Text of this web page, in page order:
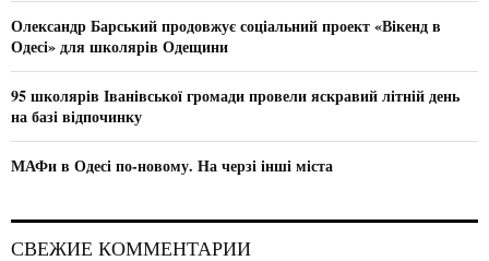
Олександр Барський продовжує соціальний проект «Вікенд в
Одесі» для школярів Одещини
95 школярів Іванівської громади провели яскравий літній день
на базі відпочинку
МАФи в Одесі по-новому. На черзі інші міста
СВЕЖИЕ КОММЕНТАРИИ